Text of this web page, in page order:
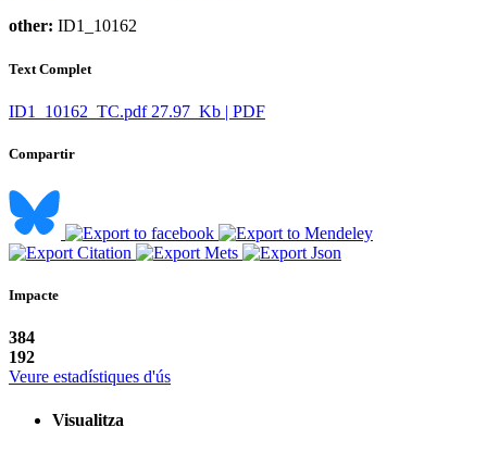
other: ID1_10162
Text Complet
ID1_10162_TC.pdf 27.97 Kb | PDF
Compartir
Impacte
384
192
Veure estadístiques d'ús
Visualitza